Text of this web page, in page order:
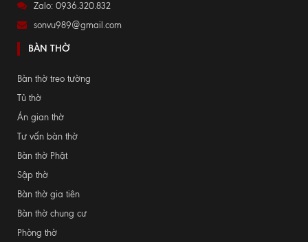
Zalo: 0936.320.832
sonvu989@gmail.com
BÀN THỜ
Bàn thờ treo tường
Tủ thờ
Án gian thờ
Tư vấn bàn thờ
Bàn thờ Phật
Sập thờ
Bàn thờ gia tiên
Bàn thờ chung cư
Phòng thờ